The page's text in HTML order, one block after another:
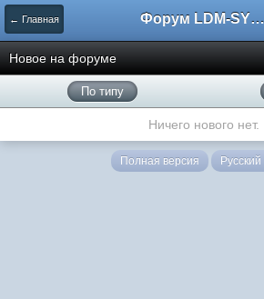
← Главная Форум LDM-SYSTEMS
Новое на форуме
По типу
Ничего нового нет.
Полная версия